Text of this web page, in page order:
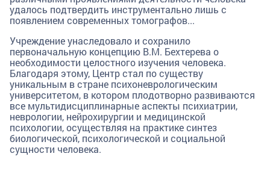
удалось подтвердить инструментально лишь с
появлением современных томографов...
Учреждение унаследовало и сохранило
первоначальную концепцию В.М. Бехтерева о
необходимости целостного изучения человека.
Благодаря этому, Центр стал по существу
уникальным в стране психоневрологическим
университетом, в котором плодотворно развиваются
все мультидисциплинарные аспекты психиатрии,
неврологии, нейрохирургии и медицинской
психологии, осуществляя на практике синтез
биологической, психологической и социальной
сущности человека.